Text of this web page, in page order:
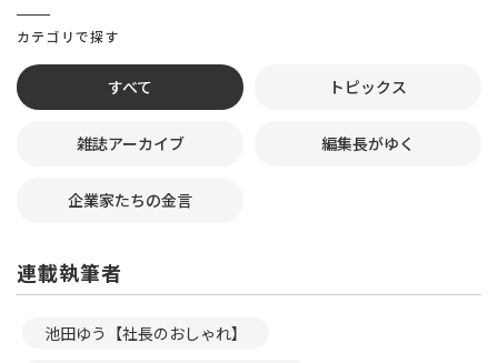
カテゴリで探す
すべて トピックス
雑誌アーカイブ 編集長がゆく
企業家たちの金言
連載執筆者
池田ゆう【社長のおしゃれ】